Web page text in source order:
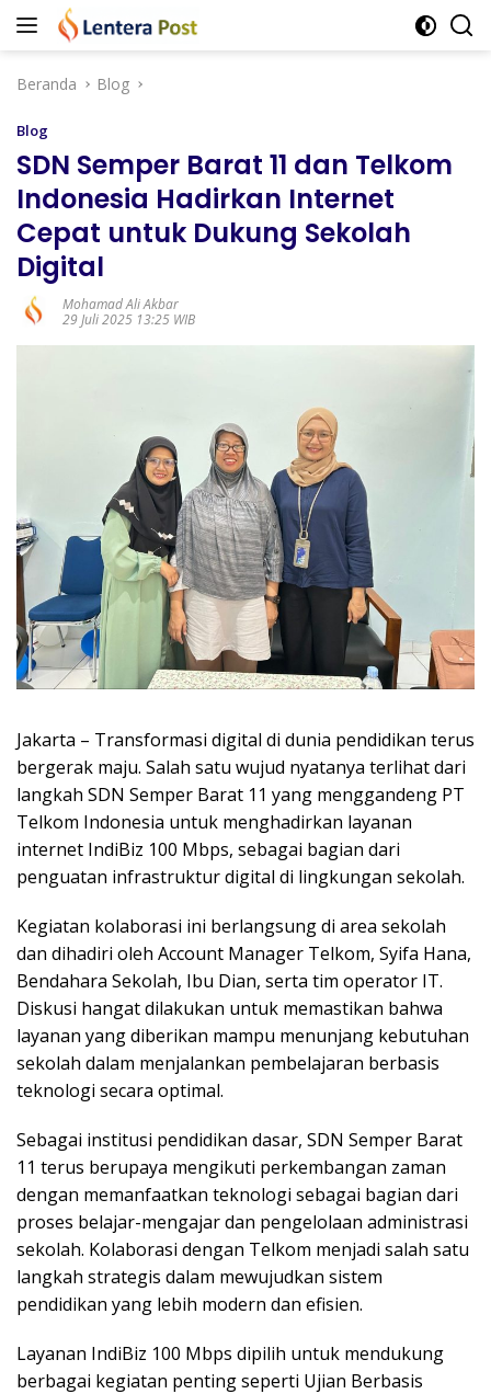
Langsung
Beranda
Blog
Blog
SDN Semper Barat 11 dan Telkom
Indonesia Hadirkan Internet
Cepat untuk Dukung Sekolah
Digital
Mohamad Ali Akbar
29 Juli 2025 13:25 WIB
Jakarta – Transformasi digital di dunia pendidikan terus
bergerak maju. Salah satu wujud nyatanya terlihat dari
langkah SDN Semper Barat 11 yang menggandeng PT
Telkom Indonesia untuk menghadirkan layanan
internet IndiBiz 100 Mbps, sebagai bagian dari
penguatan infrastruktur digital di lingkungan sekolah.
Kegiatan kolaborasi ini berlangsung di area sekolah
dan dihadiri oleh Account Manager Telkom, Syifa Hana,
Bendahara Sekolah, Ibu Dian, serta tim operator IT.
Diskusi hangat dilakukan untuk memastikan bahwa
layanan yang diberikan mampu menunjang kebutuhan
sekolah dalam menjalankan pembelajaran berbasis
teknologi secara optimal.
Sebagai institusi pendidikan dasar, SDN Semper Barat
11 terus berupaya mengikuti perkembangan zaman
dengan memanfaatkan teknologi sebagai bagian dari
proses belajar-mengajar dan pengelolaan administrasi
sekolah. Kolaborasi dengan Telkom menjadi salah satu
langkah strategis dalam mewujudkan sistem
pendidikan yang lebih modern dan efisien.
Layanan IndiBiz 100 Mbps dipilih untuk mendukung
berbagai kegiatan penting seperti Ujian Berbasis